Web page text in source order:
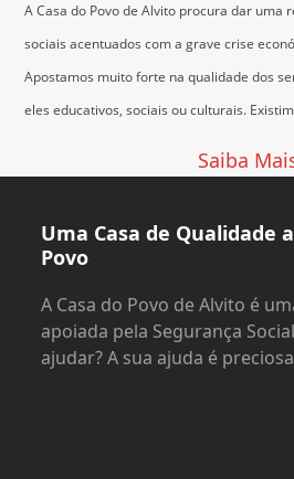
A Casa do Povo de Alvito procura dar uma
sociais acentuados com a grave crise
Apostamos muito forte na qualidade dos
eles educativos, sociais ou culturais.
Saiba
Uma Casa de Qualidade
Povo
A Casa do Povo de Alvito é
apoiada pela Segurança
ajudar? A sua ajuda é